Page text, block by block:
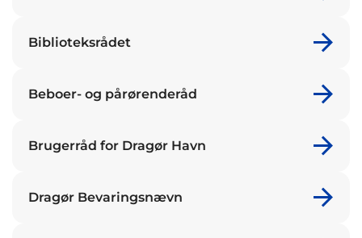
Biblioteksrådet
Beboer- og pårørenderåd
Brugerråd for Dragør Havn
Dragør Bevaringsnævn